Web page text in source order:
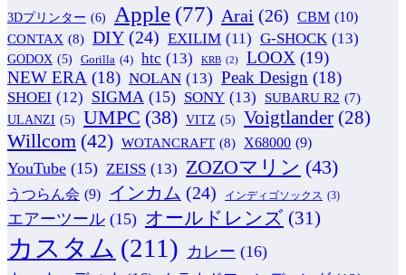
3Dプリンター (6) Apple (77) Arai (26) CBM (10)
CONTAX (8) DIY (24) EXILIM (11) G-SHOCK (13)
GODOX (5) Gorilla (4) htc (13) KRB (2) LOOX (19)
NEW ERA (18) NOLAN (13) Peak Design (18)
SHOEI (12) SIGMA (15) SONY (13) SUBARU R2 (7)
ULANZI (5) UMPC (38) VITZ (5) Voigtlander (28)
Willcom (42) WOTANCRAFT (8) X68000 (9)
YouTube (15) ZEISS (13) ZOZOマリン (43)
うつらん会 (9) インカム (24) インディゴソックス (3)
エアーツール (15) オールドレンズ (31)
カスタム (211) カレー (16)